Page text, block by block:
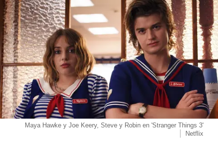
Maya Hawke y Joe Keery, Steve y Robin en 'Stranger Things 3'
Netflix